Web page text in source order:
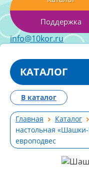
Поддержка
info@10kor.ru
КАТАЛОГ
Главная Каталог
настольная
европодвес
В каталог